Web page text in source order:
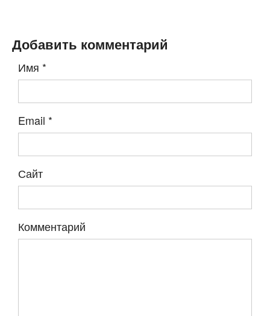
Добавить комментарий
Имя *
Email *
Сайт
Комментарий